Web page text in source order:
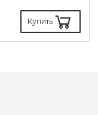
Купить